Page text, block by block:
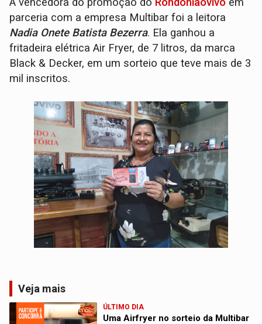
A vencedora do promoção do Rondoniaovivo em
parceria com a empresa Multibar foi a leitora
Nadia Onete Batista Bezerra. Ela ganhou a
fritadeira elétrica Air Fryer, de 7 litros, da marca
Black & Decker, em um sorteio que teve mais de 3
mil inscritos.
Veja mais
ÚLTIMO DIA
Uma Airfryer no sorteio da Multibar